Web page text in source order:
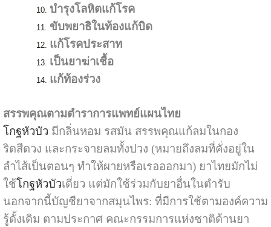
บํารุงโลหิตแก้โรค
ขับพยาธิในท้องแก้บิด
แก้โรคประสาท
เป็นยาฆ่าเชื้อ
แก้ท้องร่วง
สรรพคุณตามตำราการแพทย์แผนไทย
โกฐหัวบัว มีกลิ่นหอม รสมัน สรรพคุณแก้ลมในกอง
ริดสีดวง และกระจายลมทั้งปวง (หมายถึงลมที่คั่งอยู่ใน
ลำไส้เป็นตอนๆ ทำให้ผายหรือเรอออกมา) ยาไทยมักไม่
ใช้โกฐหัวบัวเดี่ยว แต่มักใช้ร่วมกับยาอื่นในตำรับ
นอกจากนี้บัญชียาจากสมุนไพร: ที่มีการใช้ตามองค์ความ
รู้ดั้งเดิม ตามประกาศ คณะกรรมการแห่งชาติด้านยา